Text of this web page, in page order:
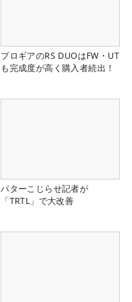
プロギアのRS DUOはFW・UT
も完成度が高く購入者続出！
パターこじらせ記者が
「TRTL」で大改善